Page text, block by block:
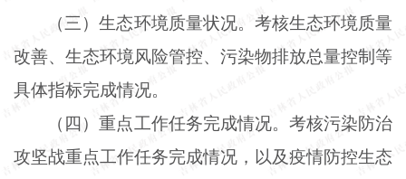
（三）生态环境质量状况。考核生态环境质量
改善、生态环境风险管控、污染物排放总量控制等
具体指标完成情况。
（四）重点工作任务完成情况。考核污染防治
攻坚战重点工作任务完成情况，以及疫情防控生态